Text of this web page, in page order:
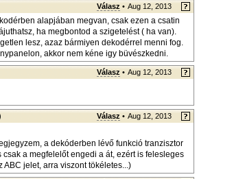
Válasz • Aug 12, 2013
alapjában megvan, csak ezen a csatin
ha megbontod a szigetelést ( ha van).
lesz, azaz bármiyen dekodérrel menni fog.
akkor nem kéne igy büvészkedni.
Válasz • Aug 12, 2013
Válasz • Aug 12, 2013
a dekóderben lévő funkció tranzisztor
a megfelelőt engedi a át, ezért is felesleges
jelet, arra viszont tökéletes...)